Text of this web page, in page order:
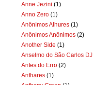
Anne Jezini (1)
Anno Zero (1)
Anônimos Alhures (1)
Anônimos Anônimos (2)
Another Side (1)
Anselmo do São Carlos DJ
Antes do Erro (2)
Anthares (1)